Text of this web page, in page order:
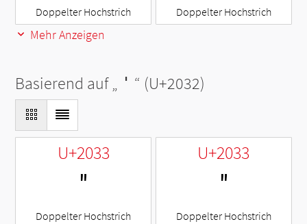
Doppelter Hochstrich Doppelter Hochstrich
Mehr Anzeigen
Basierend auf „ ′ “ (U+2032)
U+2033
″
Doppelter Hochstrich
U+2033
″
Doppelter Hochstrich